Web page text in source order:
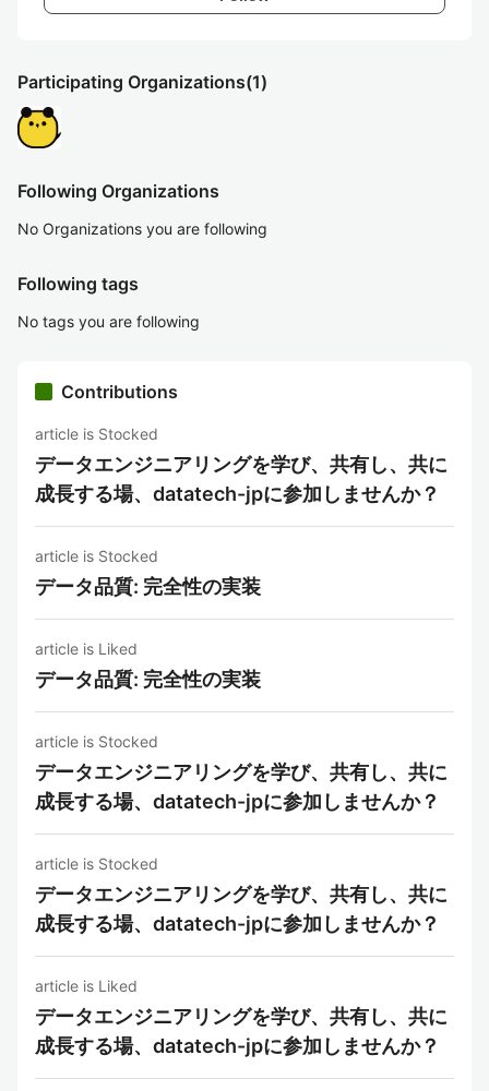
Participating Organizations(1)
Following Organizations
No Organizations you are following
Following tags
No tags you are following
Contributions
article is Stocked
データエンジニアリングを学び、共有し、共に
成長する場、datatech-jpに参加しませんか？
article is Stocked
データ品質: 完全性の実装
article is Liked
データ品質: 完全性の実装
article is Stocked
データエンジニアリングを学び、共有し、共に
成長する場、datatech-jpに参加しませんか？
article is Stocked
データエンジニアリングを学び、共有し、共に
成長する場、datatech-jpに参加しませんか？
article is Liked
データエンジニアリングを学び、共有し、共に
成長する場、datatech-jpに参加しませんか？